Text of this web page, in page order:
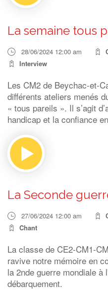
La semaine tous
28/06/2024 12:00 am
Interview
Les CM2 de Beychac-et-
différents ateliers menés
« tous pareils ». Il s’agit
handicap et la confiance
La Seconde
27/06/2024 12:00 am
Chant
La classe de CE2-CM1-
ravive notre mémoire en
la 2nde guerre mondiale à
débarquement.